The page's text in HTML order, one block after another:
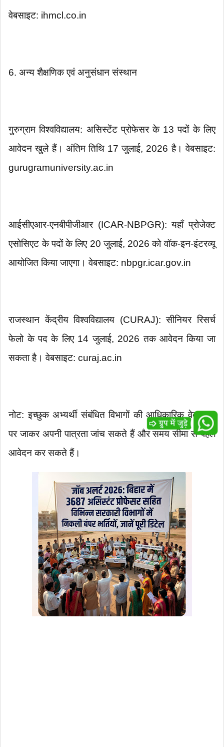
वेबसाइट: ihmcl.co.in
6. अन्य शैक्षणिक एवं अनुसंधान संस्थान
गुरुग्राम विश्वविद्यालय: असिस्टेंट प्रोफेसर के 13 पदों के लिए
आवेदन खुले हैं। अंतिम तिथि 17 जुलाई, 2026 है। वेबसाइट:
gurugramuniversity.ac.in
आईसीएआर-एनबीपीजीआर (ICAR-NBPGR): यहाँ प्रोजेक्ट
एसोसिएट के पदों के लिए 20 जुलाई, 2026 को वॉक-इन-इंटरव्यू
आयोजित किया जाएगा। वेबसाइट: nbpgr.icar.gov.in
राजस्थान केंद्रीय विश्वविद्यालय (CURAJ): सीनियर रिसर्च
फेलो के पद के लिए 14 जुलाई, 2026 तक आवेदन किया जा
सकता है। वेबसाइट: curaj.ac.in
नोट: इच्छुक अभ्यर्थी संबंधित विभागों की आधिकारिक वेबसाइट
पर जाकर अपनी पात्रता जांच सकते हैं और समय सीमा से पहले
आवेदन कर सकते हैं।